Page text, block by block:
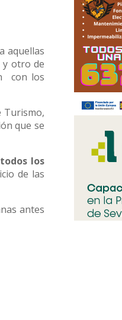
aquellas
y otro de
con los
Turismo,
que se
los
de las
antes